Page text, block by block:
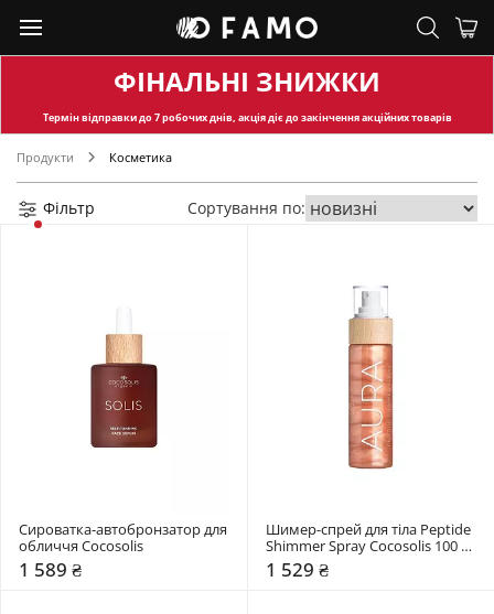
ФІНАЛЬНІ ЗНИЖКИ
Термін відправкидо 7 робочих днів, акція діє до закінчення акційних товарів
Продукти Косметика
Фільтр Сортування по:
Сироватка-автобронзатор для
обличчя Cocosolis
1 589 ₴
Шимер-спрей для тіла Peptide
Shimmer Spray Cocosolis 100
мл
1 529 ₴